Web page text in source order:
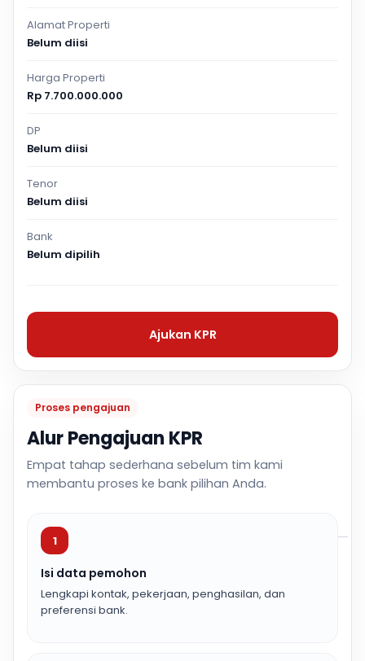
Proses pengajuan
Alur Pengajuan KPR
Empat tahap sederhana sebelum tim kami
membantu proses ke bank pilihan Anda.
1
Isi data pemohon
Lengkapi kontak, pekerjaan, penghasilan, dan
preferensi bank.
Alamat Properti
Belum diisi
Harga Properti
Rp 7.700.000.000
DP
Belum diisi
Tenor
Belum diisi
Bank
Belum dipilih
Ajukan KPR